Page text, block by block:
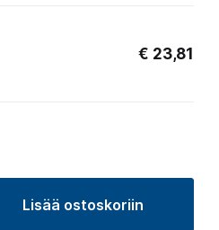
€ 23,81
Lisää ostoskoriin